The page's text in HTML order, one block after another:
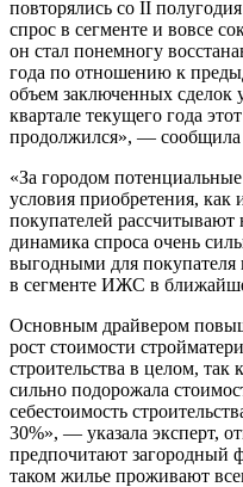
повторялись со II
спрос в сегменте и вовсе
он стал понемногу
года по отношению к
объем заключенных сделок
квартале текущего года
продолжился», — сообщила
«За городом
условия приобретения, как
покупателей рассчитывают
динамика спроса очень
выгодными для
в сегменте ИЖС в
Основным драйвером
рост стоимости
строительства в целом, так
сильно подорожала
себестоимость
30%», — указала эксперт,
предпочитают загородный
таком жилье проживают